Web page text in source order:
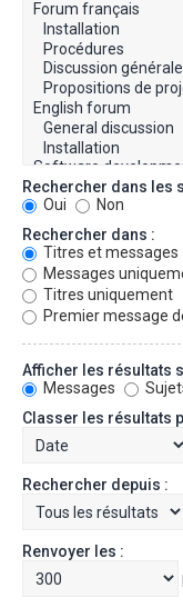
Rechercher dans les
Oui
Non
Rechercher dans :
Titres et messages
Messages
Titres uniquement
Premier message
Afficher les résultats
Messages
Classer les résultats
Rechercher depuis :
Renvoyer les :